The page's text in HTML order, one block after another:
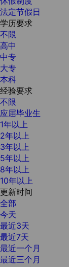
法定节假日
学历要求
不限
高中
中专
大专
本科
经验要求
不限
应届毕业生
1年以上
2年以上
3年以上
5年以上
8年以上
10年以上
更新时间
全部
今天
最近3天
最近7天
最近一个月
最近三个月